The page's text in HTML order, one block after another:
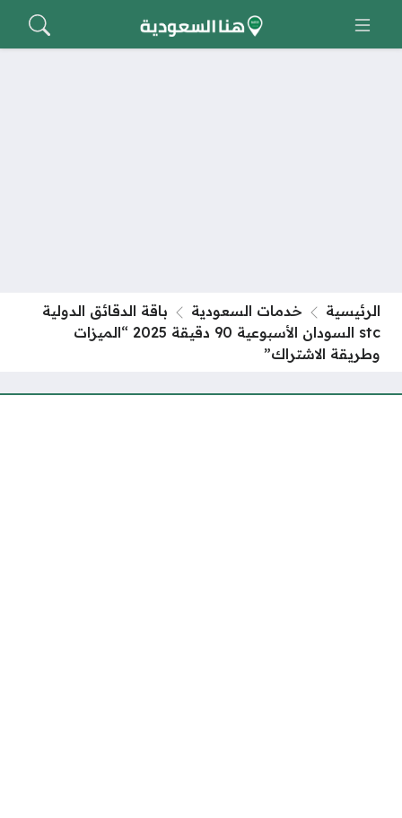
الرئيسية خدمات السعودية
باقة الدقائق الدولية
stc السودان الأسبوعية 90 دقيقة 2025 “الميزات
وطريقة الاشتراك”